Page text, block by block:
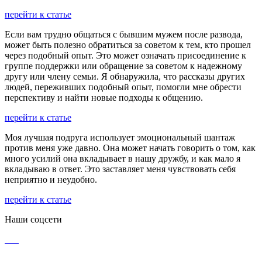
перейти к статье
Если вам трудно общаться с бывшим мужем после развода,
может быть полезно обратиться за советом к тем, кто прошел
через подобный опыт. Это может означать присоединение к
группе поддержки или обращение за советом к надежному
другу или члену семьи. Я обнаружила, что рассказы других
людей, переживших подобный опыт, помогли мне обрести
перспективу и найти новые подходы к общению.
перейти к статье
Моя лучшая подруга использует эмоциональный шантаж
против меня уже давно. Она может начать говорить о том, как
много усилий она вкладывает в нашу дружбу, и как мало я
вкладываю в ответ. Это заставляет меня чувствовать себя
неприятно и неудобно.
перейти к статье
Наши соцсети